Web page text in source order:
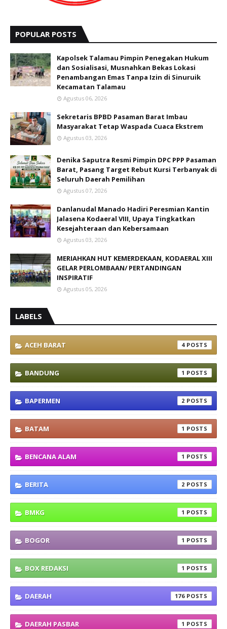
POPULAR POSTS
Kapolsek Talamau Pimpin Penegakan Hukum
dan Sosialisasi, Musnahkan Bekas Lokasi
Penambangan Emas Tanpa Izin di Sinuruik
Kecamatan Talamau
Agustus 06, 2026
Sekretaris BPBD Pasaman Barat Imbau
Masyarakat Tetap Waspada Cuaca Ekstrem
Agustus 03, 2026
Denika Saputra Resmi Pimpin DPC PPP Pasaman
Barat, Pasang Target Rebut Kursi Terbanyak di
Seluruh Daerah Pemilihan
Agustus 07, 2026
Danlanudal Manado Hadiri Peresmian Kantin
Jalasena Kodaeral VIII, Upaya Tingkatkan
Kesejahteraan dan Kebersamaan
Agustus 03, 2026
MERIAHKAN HUT KEMERDEKAAN, KODAERAL XIII
GELAR PERLOMBAAN/ PERTANDINGAN
INSPIRATIF
Agustus 05, 2026
LABELS
ACEH BARAT 4
BANDUNG 1
BAPERMEN 2
BATAM 1
BENCANA ALAM 1
BERITA 2
BMKG 1
BOGOR 1
BOX REDAKSI 1
DAERAH 176
DAERAH PASBAR 1